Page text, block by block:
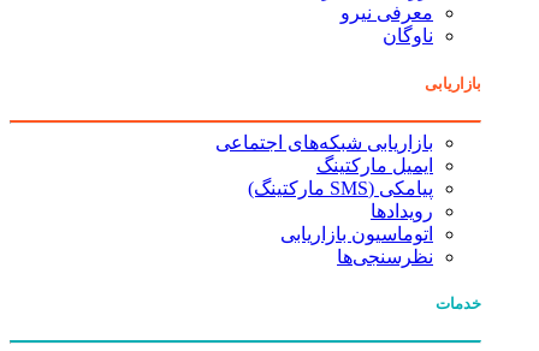
معرفی نیرو
ناوگان
بازاریابی
بازاریابی شبکه‌های اجتماعی
ایمیل مارکتینگ
پیامکی (SMS مارکتینگ)
رویدادها
اتوماسیون بازاریابی
نظرسنجی‌ها
خدمات